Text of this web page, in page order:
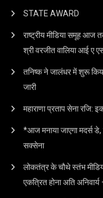
STATE AWARD
राष्ट्रीय मीडिया समूह आज
श्री वरजीत वालिया आई ए
तनिष्क ने जालंधर में शुरू किया
जारी
महाराणा प्रताप सेना रजि:
*आज मनाया जाएगा मदर्स
सक्सेना
लोकतंत्र के चौथे स्तंभ
एकत्रित होना अति